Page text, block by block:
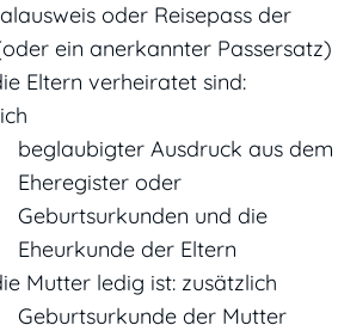
oder Reisepass der
ein anerkannter Passersatz)
Eltern verheiratet sind:
beglaubigter Ausdruck aus dem
Eheregister oder
Geburtsurkunden und die
Eheurkunde der Eltern
Mutter ledig ist: zusätzlich
Geburtsurkunde der Mutter